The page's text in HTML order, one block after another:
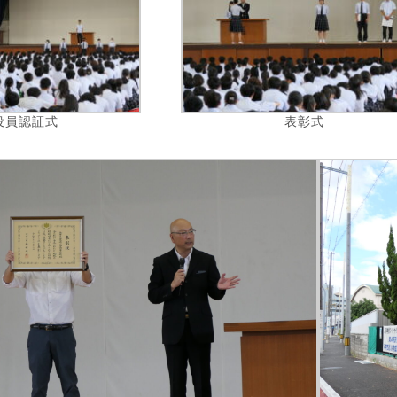
員認証式 表彰式